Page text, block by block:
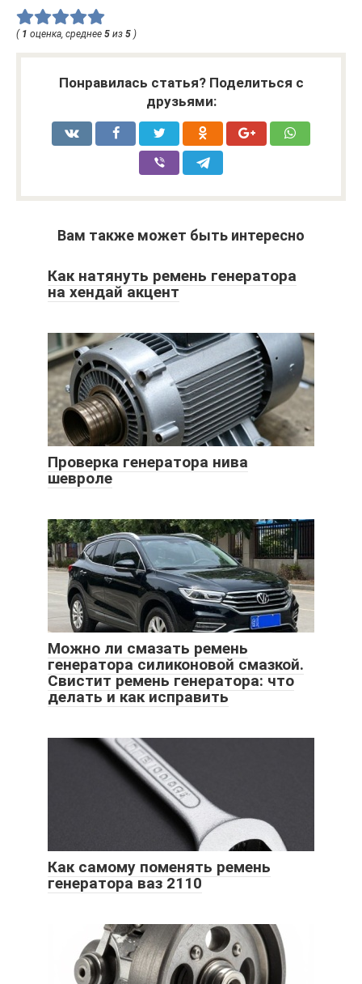
( 1 оценка, среднее 5 из 5 )
Понравилась статья? Поделиться с
друзьями:
Вам также может быть интересно
Как натянуть ремень генератора
на хендай акцент
Проверка генератора нива
шевроле
Можно ли смазать ремень
генератора силиконовой смазкой.
Свистит ремень генератора: что
делать и как исправить
Как самому поменять ремень
генератора ваз 2110